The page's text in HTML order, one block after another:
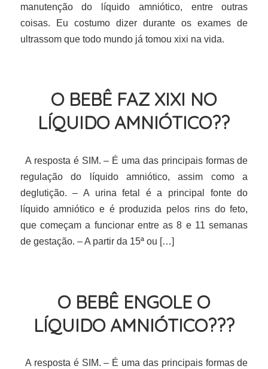
manutenção do líquido amniótico, entre outras
coisas. Eu costumo dizer durante os exames de
ultrassom que todo mundo já tomou xixi na vida.
O BEBÊ FAZ XIXI NO
LÍQUIDO AMNIÓTICO??
A resposta é SIM. – É uma das principais formas de
regulação do líquido amniótico, assim como a
deglutição. – A urina fetal é a principal fonte do
líquido amniótico e é produzida pelos rins do feto,
que começam a funcionar entre as 8 e 11 semanas
de gestação. – A partir da 15ª ou […]
O BEBÊ ENGOLE O
LÍQUIDO AMNIÓTICO???
A resposta é SIM. – É uma das principais formas de